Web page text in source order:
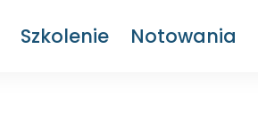
Szkolenie Notowania